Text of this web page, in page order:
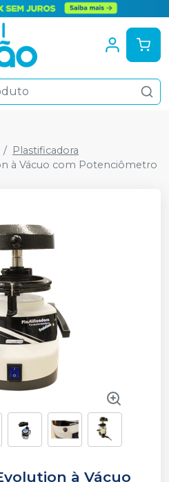
Plastificadora
à Vácuo com Potenciômetro
à Vácuo